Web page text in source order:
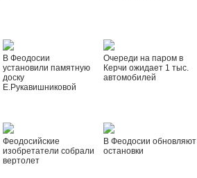
В Феодосии
установили памятную
доску
Е.Рукавишниковой
Очереди на паром в
Керчи ожидает 1 тыс.
автомобилей
Феодосийские
изобретатели собрали
вертолет
В Феодосии обновляют
остановки